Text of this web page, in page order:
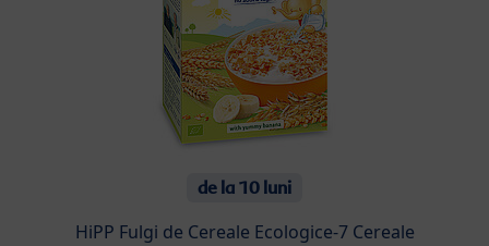
de la 10 luni
HiPP Fulgi de Cereale Ecologice-7 Cereale